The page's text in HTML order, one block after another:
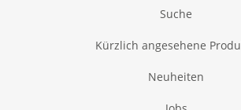
Suche
Kürzlich angesehene
Neuheiten